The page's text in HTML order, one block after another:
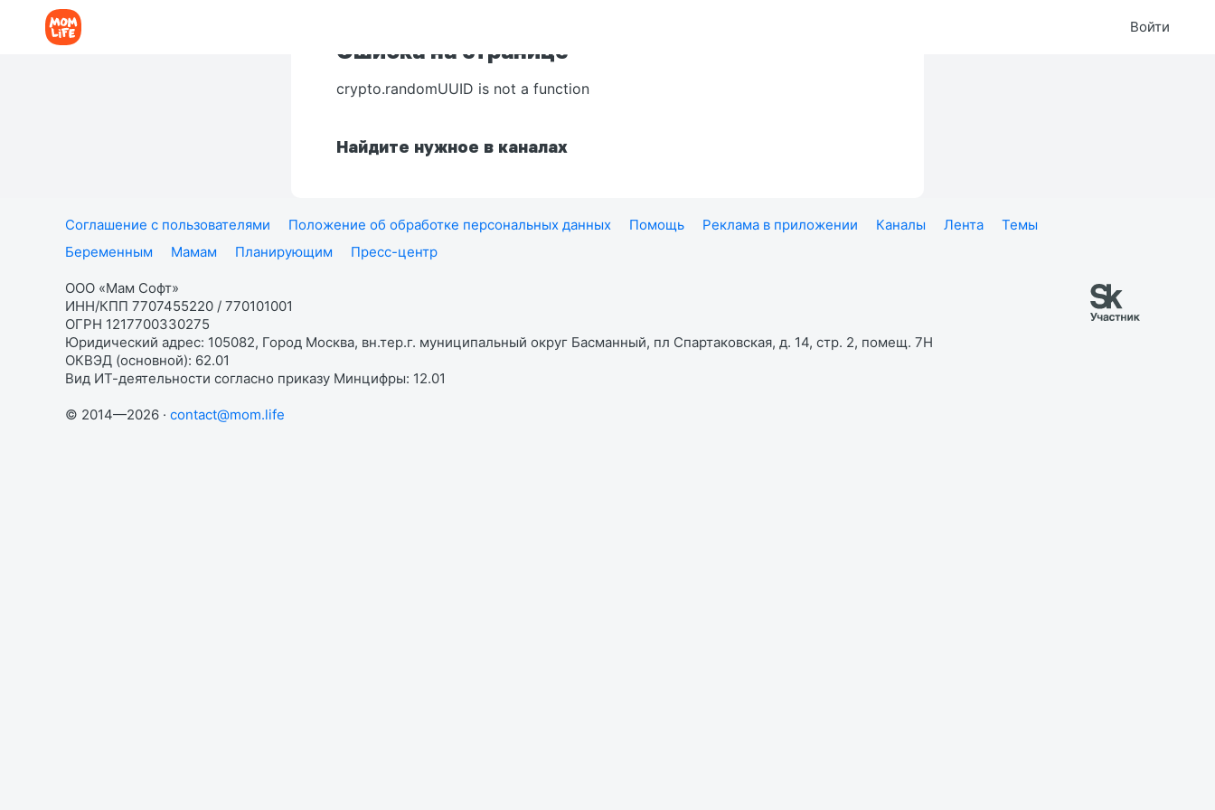
Войти
Ошибка на странице
crypto.randomUUID is not a function
Найдите нужное в каналах
Соглашение с пользователями Положение об обработке персональных данных Помощь Реклама в приложении Каналы Лента
Темы
Беременным
Мамам Планирующим Пресс-центр
ООО «Мам Софт»
ИНН/КПП 7707455220 / 770101001
ОГРН 1217700330275
Юридический адрес: 105082, Город Москва, вн.тер.г. муниципальный округ Басманный, пл Спартаковская, д. 14, стр. 2, помещ. 7Н
ОКВЭД (основной): 62.01
Вид ИТ-деятельности согласно приказу Минцифры: 12.01
© 2014—2026 · contact@mom.life